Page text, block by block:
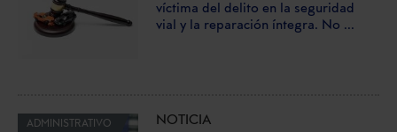
víctima del delito en la seguridad
vial y la reparación íntegra. No ...
ADMINISTRATIVO
NOTICIA